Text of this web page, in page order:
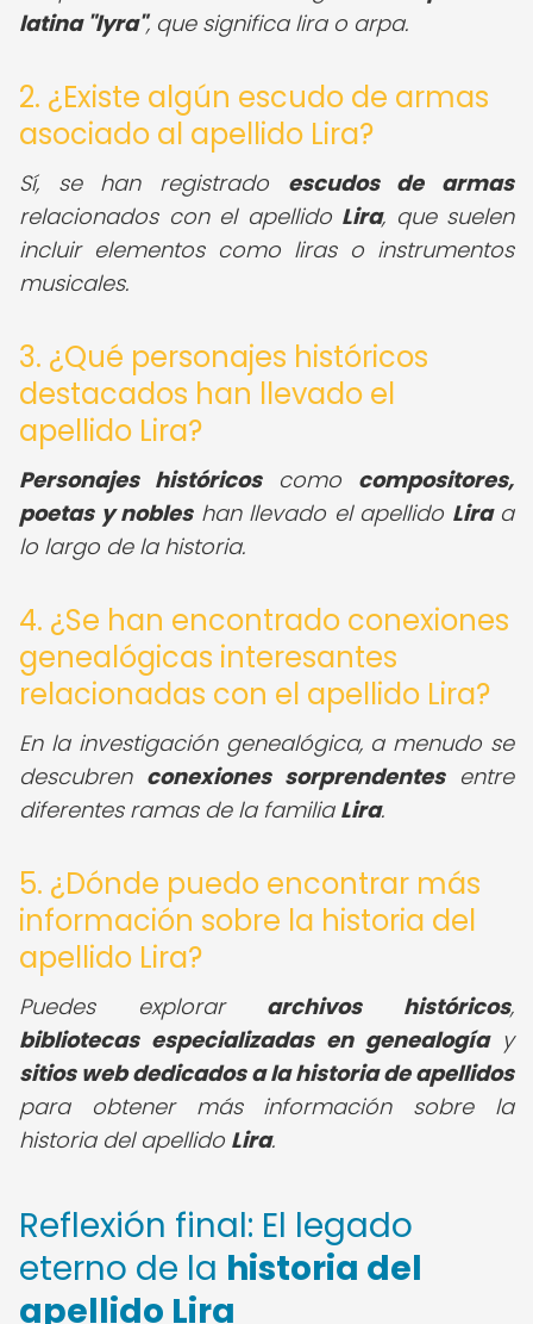
latina "lyra", que significa lira o arpa.
2. ¿Existe algún escudo de armas
asociado al apellido Lira?
Sí, se han registrado escudos de armas
relacionados con el apellido Lira, que suelen
incluir elementos como liras o instrumentos
musicales.
3. ¿Qué personajes históricos
destacados han llevado el
apellido Lira?
Personajes históricoscomo compositores,
poetas y nobleshan llevado el apellido Liraa
lo largo de la historia.
4. ¿Se han encontrado conexiones
genealógicas interesantes
relacionadas con el apellido Lira?
En la investigación genealógica, a menudo se
descubren conexiones sorprendentesentre
diferentes ramas de la familia Lira.
5. ¿Dónde puedo encontrar más
información sobre la historia del
apellido Lira?
Puedes explorar archivos históricos,
bibliotecas especializadas en genealogíay
sitios web dedicados a la historia de apellidos
para obtener más información sobre la
historia del apellido Lira.
Reflexión final: El legado
eterno de la historia del
apellido Lira